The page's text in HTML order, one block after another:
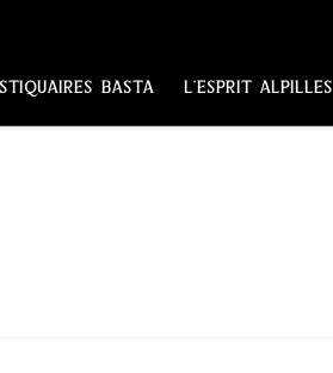
BASTA L’ESPRIT ALPILLES